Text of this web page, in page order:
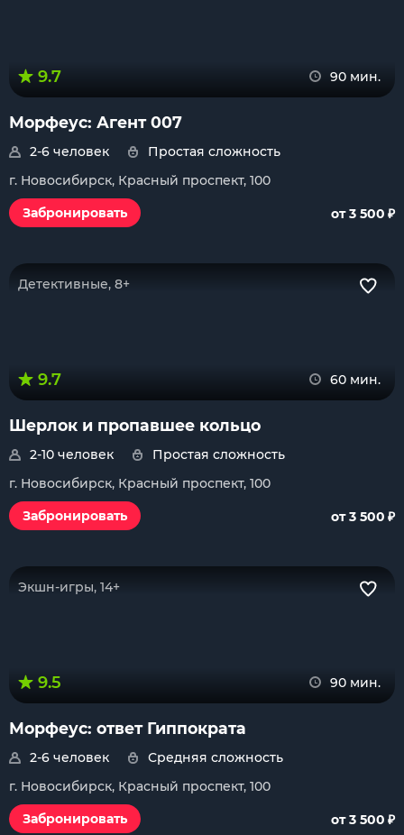
9.7 90 мин.
Морфеус: Агент 007
2-6 человек
Простая сложность
г. Новосибирск, Красный проспект, 100
Забронировать
от 3 500 ₽
Детективные, 8+
9.7 60 мин.
Шерлок и пропавшее кольцо
2-10 человек
Простая сложность
г. Новосибирск, Красный проспект, 100
Забронировать
от 3 500 ₽
Экшн-игры, 14+
9.5 90 мин.
Морфеус: ответ Гиппократа
2-6 человек
Средняя сложность
г. Новосибирск, Красный проспект, 100
Забронировать
от 3 500 ₽